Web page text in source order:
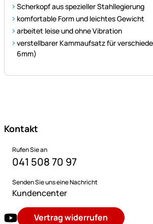
Scherkopf aus spezieller Stahllegierung
komfortable Form und leichtes Gewicht
arbeitet leise und ohne Vibration
verstellbarer Kammaufsatz für
6mm)
Kontakt
Rufen Sie an
041 508 70 97
Senden Sie uns eine Nachricht
Kundencenter
Vertrag widerrufen